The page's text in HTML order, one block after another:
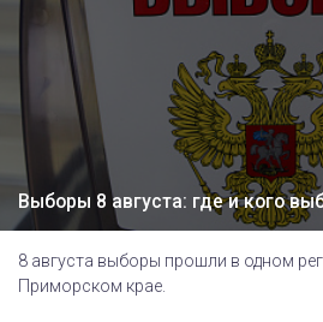
Выборы 8 августа: где и кого
8 августа выборы прошли в одном
Приморском крае.